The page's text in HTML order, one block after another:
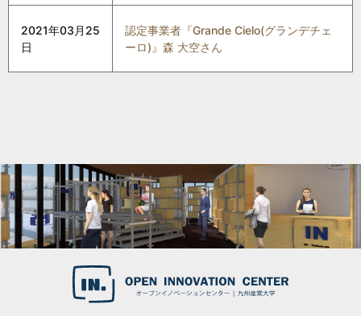
2021年03月25
日
認定事業者『Grande Cielo(グランデチェ
ーロ)』森 大空さん